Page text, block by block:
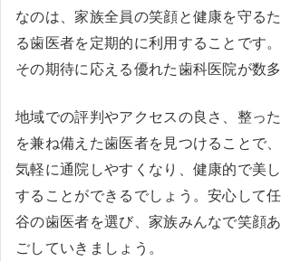
なのは、家族全員の笑顔と健康を守る
る歯医者を定期的に利用することです。
その期待に応える優れた歯科医院が数多
地域での評判やアクセスの良さ、整っ
を兼ね備えた歯医者を見つけることで
気軽に通院しやすくなり、健康的で美
することができるでしょう。安心して
谷の歯医者を選び、家族みんなで笑顔
ごしていきましょう。